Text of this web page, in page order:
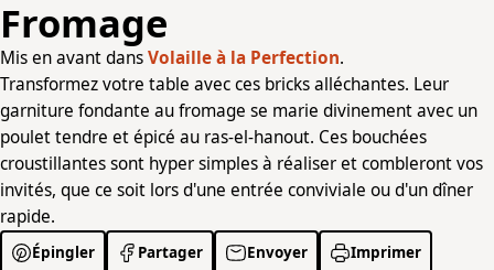
Fromage
Mis en avant dansVolaille à la Perfection.
Transformez votre table avec ces bricks alléchantes. Leur
garniture fondante au fromage se marie divinement avec un
poulet tendre et épicé au ras-el-hanout. Ces bouchées
croustillantes sont hyper simples à réaliser et combleront vos
invités, que ce soit lors d'une entrée conviviale ou d'un dîner
rapide.
Épingler Partager Envoyer Imprimer